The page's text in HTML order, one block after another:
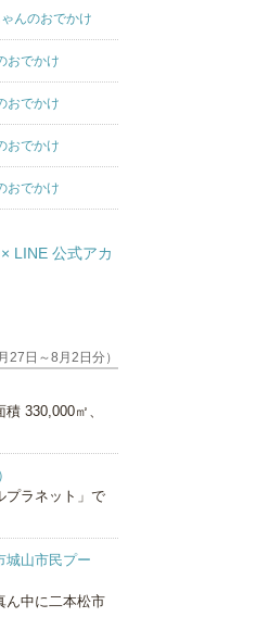
んのおでかけ
おでかけ
おでかけ
おでかけ
おでかけ
27日～8月2日分）
330,000㎡、
プラネット」で
城山市民プー
ん中に二本松市